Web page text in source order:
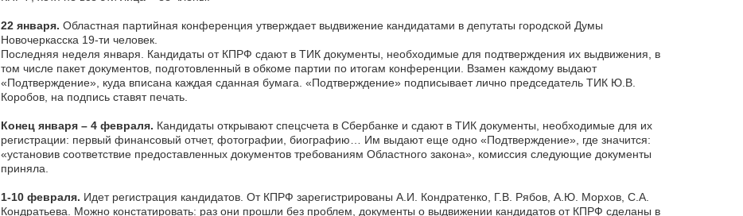
22 января. Областная партийная конференция утверждает выдвижение кандидатами в депутаты городской Думы
Новочеркасска 19-ти человек.
Последняя неделя января. Кандидаты от КПРФ сдают в ТИК документы, необходимые для подтверждения их выдвижения, в
том числе пакет документов, подготовленный в обкоме партии по итогам конференции. Взамен каждому выдают
«Подтверждение», куда вписана каждая сданная бумага. «Подтверждение» подписывает лично председатель ТИК Ю.В.
Коробов, на подпись ставят печать.
Конец января – 4 февраля. Кандидаты открывают спецсчета в Сбербанке и сдают в ТИК документы, необходимые для их
регистрации: первый финансовый отчет, фотографии, биографию… Им выдают еще одно «Подтверждение», где значится:
«установив соответствие предоставленных документов требованиям Областного закона», комиссия следующие документы
приняла.
1-10 февраля. Идет регистрация кандидатов. От КПРФ зарегистрированы А.И. Кондратенко, Г.В. Рябов, А.Ю. Морхов, С.А.
Кондратьева. Можно констатировать: раз они прошли без проблем, документы о выдвижении кандидатов от КПРФ сделаны в